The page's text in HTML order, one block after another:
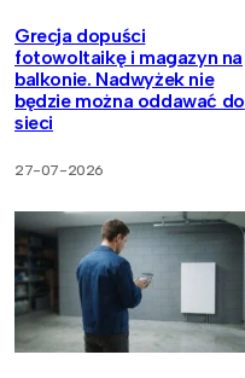
Grecja dopuści
fotowoltaikę i magazyn na
balkonie. Nadwyżek nie
będzie można oddawać do
sieci
27-07-2026